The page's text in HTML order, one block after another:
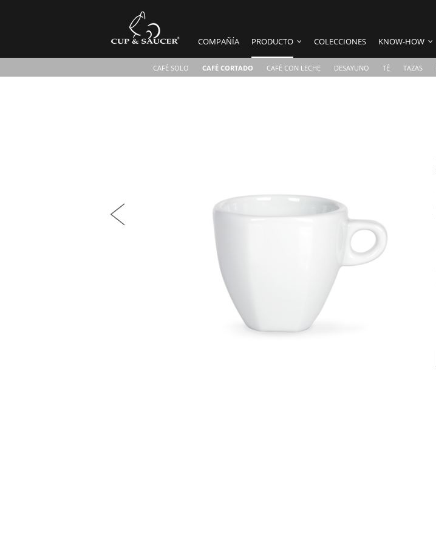
COMPAÑÍA PRODUCTO
CAFÉ SOLO CAFÉ CORTADO CAFÉ CON LECHE DESAYUNO TÉ TAZAS
COLECCIONES KNOW-HOW